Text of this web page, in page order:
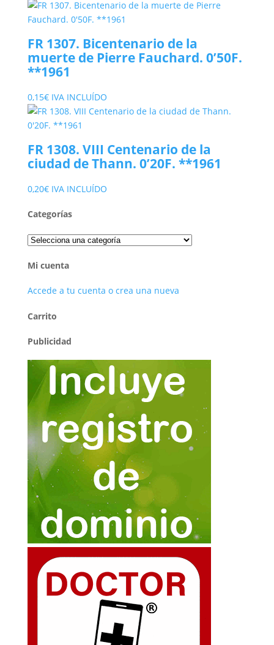
FR 1307. Bicentenario de la
muerte de Pierre Fauchard. 0’50F.
**1961
0,15€ IVA INCLUÍDO
FR 1308. VIII Centenario de la
ciudad de Thann. 0’20F. **1961
0,20€ IVA INCLUÍDO
Categorías
Mi cuenta
Accede a tu cuenta o crea una nueva
Carrito
Publicidad